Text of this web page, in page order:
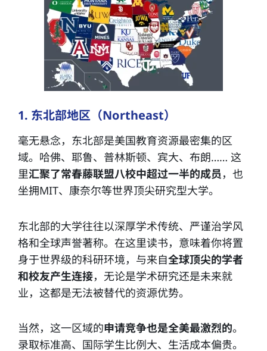
1. 东北部地区（Northeast）
毫无悬念，东北部是美国教育资源最密集的区
域。哈佛、耶鲁、普林斯顿、宾大、布朗…… 这
里汇聚了常春藤联盟八校中超过一半的成员，也
坐拥MIT、康奈尔等世界顶尖研究型大学。
东北部的大学往往以深厚学术传统、严谨治学风
格和全球声誉著称。在这里读书，意味着你将置
身于世界级的科研环境，与来自全球顶尖的学者
和校友产生连接，无论是学术研究还是未来就
业，这都是无法被替代的资源优势。
当然，这一区域的申请竞争也是全美最激烈的。
录取标准高、国际学生比例大、生活成本偏贵。